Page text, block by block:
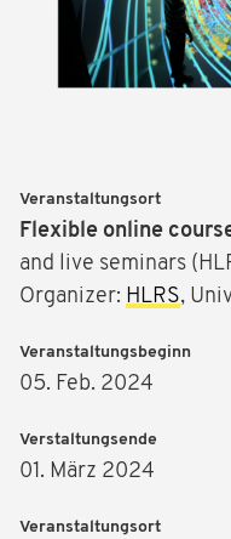
Veranstaltungsort
Flexible online
and live seminars
Organizer: HLRS,
Veranstaltungsbeginn
05. Feb. 2024
Verstaltungsende
01. März 2024
Veranstaltungsort